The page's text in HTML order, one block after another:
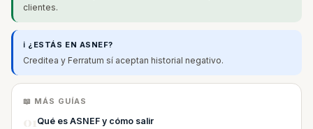
clientes.
ℹ️ ¿ESTÁS EN ASNEF?
Creditea y Ferratum sí aceptan historial negativo.
📖 MÁS GUÍAS
Qué es ASNEF y cómo salir